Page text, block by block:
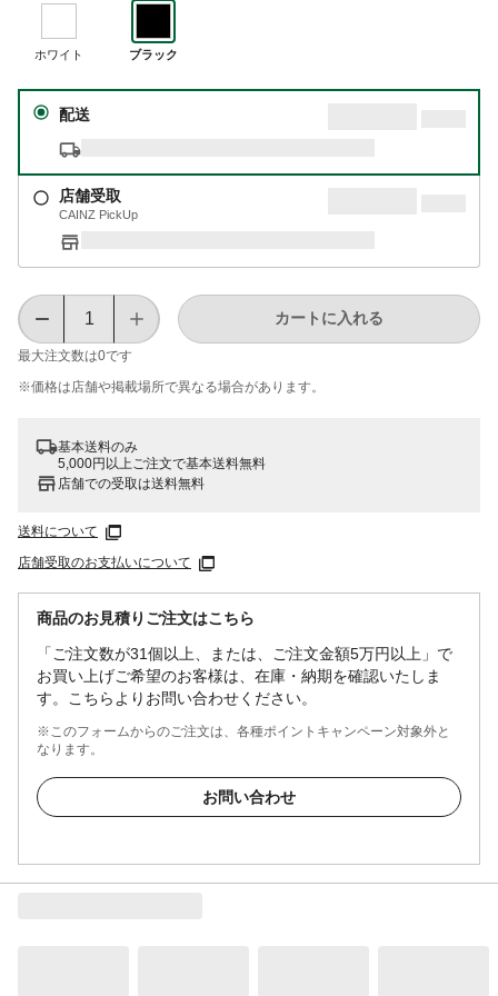
ホワイト ブラック
配送
店舗受取
CAINZ PickUp
最大注文数は0です
カートに入れる
※価格は​店舗や​掲載場所で​異なる​場合が​あります。
基本送料のみ
5,000円以上ご注文で基本送料無料
店舗での受取は送料無料
送料について
店舗受取のお支払いについて
商品のお見積りご注文はこちら
「ご注文数が31個以上、または、ご注文金額5万円以上」で
お買い上げご希望のお客様は、在庫・納期を確認いたしま
す。こちらよりお問い合わせください。
※このフォームからのご注文は、各種ポイントキャンペーン対象外と
なります。
お問い合わせ